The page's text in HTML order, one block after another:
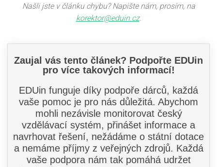
Našli jste v článku chybu? Napište nám, prosím, na
korektor@eduin.cz.